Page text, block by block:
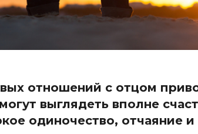
отношений с отцом
выглядеть вполне
одиночество, отчаяние